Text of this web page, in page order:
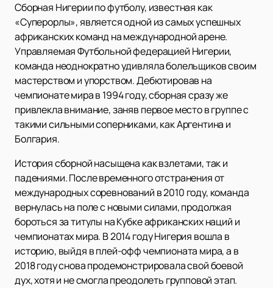
Сборная Нигерии по футболу, известная как
«Суперорлы», является одной из самых успешных
африканских команд на международной арене.
Управляемая Футбольной федерацией Нигерии,
команда неоднократно удивляла болельщиков своим
мастерством и упорством. Дебютировав на
чемпионате мира в 1994 году, сборная сразу же
привлекла внимание, заняв первое место в группе с
такими сильными соперниками, как Аргентина и
Болгария.
История сборной насыщена как взлетами, так и
падениями. После временного отстранения от
международных соревнований в 2010 году, команда
вернулась на поле с новыми силами, продолжая
бороться за титулы на Кубке африканских наций и
чемпионатах мира. В 2014 году Нигерия вошла в
историю, выйдя в плей-офф чемпионата мира, а в
2018 году снова продемонстрировала свой боевой
дух, хотя и не смогла преодолеть групповой этап.